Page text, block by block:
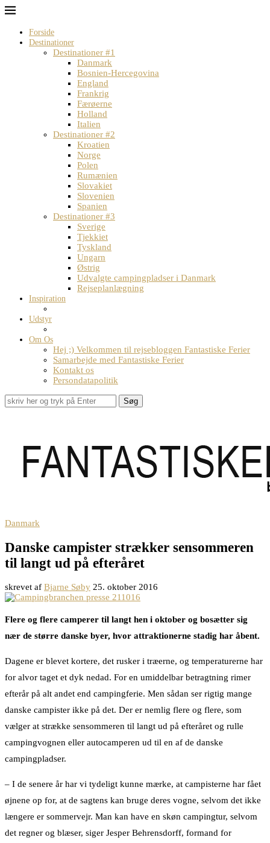
Forside
Destinationer
Destinationer #1
Danmark
Bosnien-Hercegovina
England
Frankrig
Færøerne
Holland
Italien
Destinationer #2
Kroatien
Norge
Polen
Rumænien
Slovakiet
Slovenien
Spanien
Destinationer #3
Sverige
Tjekkiet
Tyskland
Ungarn
Østrig
Udvalgte campingpladser i Danmark
Rejseplanlægning
Inspiration
Udstyr
Om Os
Hej ;) Velkommen til rejsebloggen Fantastiske Ferier
Samarbejde med Fantastiske Ferier
Kontakt os
Persondatapolitik
Søg
Danmark
Danske campister strækker sensommeren
til langt ud på efteråret
skrevet af Bjarne Søby 25. oktober 2016
Flere og flere camperer til langt hen i oktober og bosætter sig
nær de større danske byer, hvor attraktionerne stadig har åbent.
Dagene er blevet kortere, det rusker i træerne, og temperaturerne har
for alvor taget et dyk nedad. For en umiddelbar betragtning rimer
efterår på alt andet end campingferie. Men sådan ser rigtig mange
danske campister ikke på det. Der er nemlig flere og flere, som
vælger at strække sensommeren til langt ud på efteråret og rulle
campingvognen eller autocamperen ud til en af de danske
campingpladser.
– I de senere år har vi tydeligt kunne mærke, at campisterne har fået
øjnene op for, at de sagtens kan bruge deres vogne, selvom det ikke
længere er sommervejr. Man kan have en skøn campingtur, selvom
det regner og blæser, siger Jesper Behrensdorff, formand for